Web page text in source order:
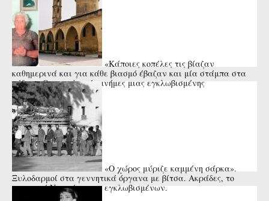
«Κάποιες κοπέλες τις βίαζαν
καθημερινά και για κάθε βιασμό έβαζαν και μία στάμπα στα
πόδια». Οι εφιαλτικές μνήμες μιας εγκλωβισμένης
Μορφίτισσας
«Ο χώρος μύριζε καμμένη σάρκα».
Ξυλοδαρμοί στα γεννητικά όργανα με βίτσα. Ακράδες, το
κυπριακό Νταχάου των εγκλωβισμένων.